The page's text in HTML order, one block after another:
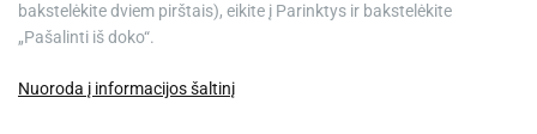
bakstelėkite dviem pirštais), eikite į Parinktys ir bakstelėkite
„Pašalinti iš doko“.
Nuoroda į informacijos šaltinį